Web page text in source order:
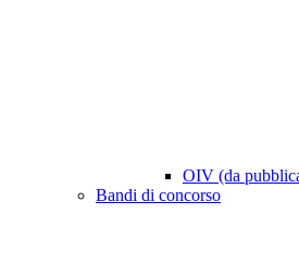
OIV (da
Bandi di concorso